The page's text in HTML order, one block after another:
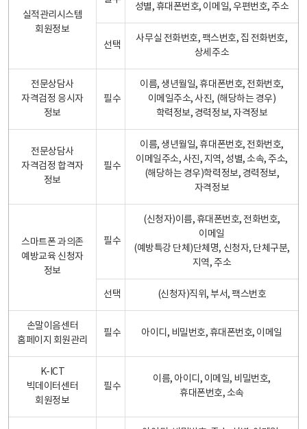
실적관리시스템
회원정보
성별, 휴대폰번호, 이메일, 우편번호, 주소
선택
사무실 전화번호, 팩스번호, 집 전화번호,
상세주소
전문상담사
자격검정 응시자
정보
필수
이름, 생년월일, 휴대폰번호, 전화번호,
이메일주소, 사진, (해당하는 경우)
학력정보, 경력정보, 자격정보
전문상담사
자격검정 합격자
정보
필수
이름, 생년월일, 휴대폰번호, 전화번호,
이메일주소, 사진, 지역, 성별, 소속, 주소,
(해당하는 경우)학력정보, 경력정보,
자격정보
스마트폰 과의존
예방교육 신청자
정보
필수
(신청자)이름, 휴대폰번호, 전화번호,
이메일
(예방특강 단체)단체명, 신청자, 단체구분,
지역, 주소
선택 (신청자)직위, 부서, 팩스번호
손말이음센터
홈페이지 회원관리
필수 아이디, 비밀번호, 휴대폰번호, 이메일
K-ICT
빅데이터센터
회원정보
필수
이름, 아이디, 이메일, 비밀번호,
휴대폰번호, 소속